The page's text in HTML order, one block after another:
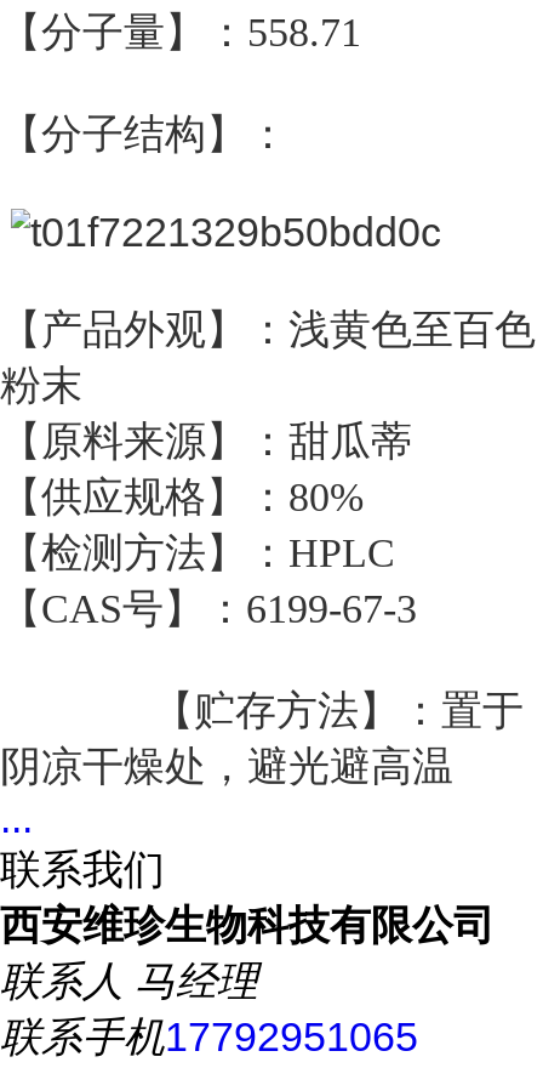
【分子量】：558.71
【分子结构】：
【产品外观】：浅黄色至百色
粉末
【原料来源】：甜瓜蒂
【供应规格】：80%
【检测方法】：HPLC
【CAS号】：6199-67-3
【贮存方法】：置于
阴凉干燥处，避光避高温
...
联系我们
西安维珍生物科技有限公司
联系人 马经理
联系手机17792951065